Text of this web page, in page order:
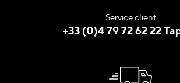
Service client
+33 (0)4 79 72 62 22